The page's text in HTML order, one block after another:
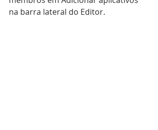
na barra lateral do Editor.